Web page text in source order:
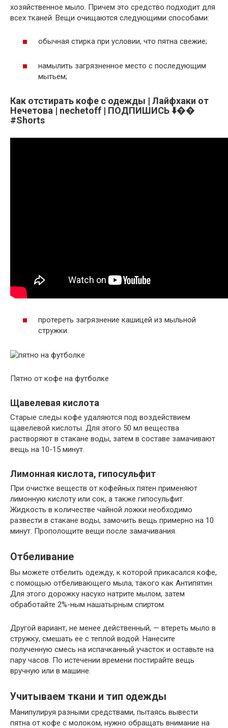
хозяйственное мыло. Причем это средство подходит для
всех тканей. Вещи очищаются следующими способами:
обычная стирка при условии, что пятна свежие;
намылить загрязненное место с последующим
мытьем;
Как отстирать кофе с одежды | Лайфхаки от
Нечетова | nechetoff | ПОДПИШИСЬ ⬇️��
#Shorts
протереть загрязнение кашицей из мыльной
стружки.
Пятно от кофе на футболке
Щавелевая кислота
Старые следы кофе удаляются под воздействием
щавелевой кислоты. Для этого 50 мл вещества
растворяют в стакане воды, затем в составе замачивают
вещь на 10-15 минут.
Лимонная кислота, гипосульфит
При очистке веществ от кофейных пятен применяют
лимонную кислоту или сок, а также гипосульфит.
Жидкость в количестве чайной ложки необходимо
развести в стакане воды, замочить вещь примерно на 10
минут. Прополощите вещи после замачивания.
Отбеливание
Вы можете отбелить одежду, к которой прикасался кофе,
с помощью отбеливающего мыла, такого как Антипятин.
Для этого дорожку насухо натрите мылом, затем
обработайте 2%-ным нашатырным спиртом.
Другой вариант, не менее действенный, — втереть мыло в
стружку, смешать ее с теплой водой. Нанесите
полученную смесь на испачканный участок и оставьте на
пару часов. По истечении времени постирайте вещь
вручную или в машине.
Учитываем ткани и тип одежды
Манипулируя разными средствами, пытаясь вывести
пятна от кофе с молоком, нужно обращать внимание на